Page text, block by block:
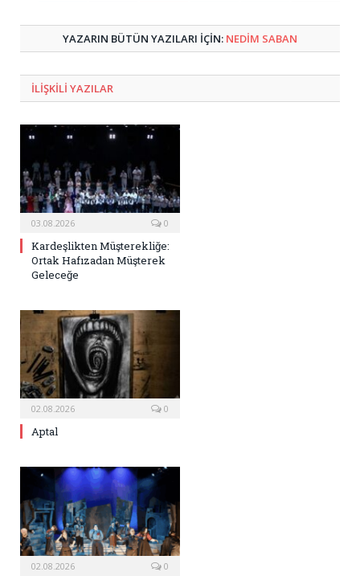
YAZARIN BÜTÜN YAZILARI IÇIN: NEDIM SABAN
ILIŞKILI YAZILAR
03.08.2026 0
Kardeşlikten Müşterekliğe:
Ortak Hafızadan Müşterek
Geleceğe
02.08.2026 0
Aptal
02.08.2026 0